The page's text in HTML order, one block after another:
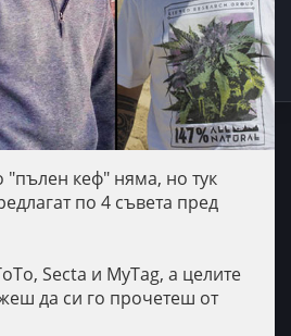
"пълен кеф" няма, но тук
по 4 съвета пред
Secta и MyTag, а целите
да си го прочетеш от